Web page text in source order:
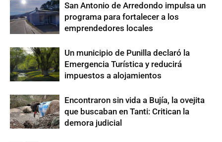
San Antonio de Arredondo impulsa un
programa para fortalecer a los
emprendedores locales
Un municipio de Punilla declaró la
Emergencia Turística y reducirá
impuestos a alojamientos
Encontraron sin vida a Bujía, la ovejita
que buscaban en Tanti: Critican la
demora judicial